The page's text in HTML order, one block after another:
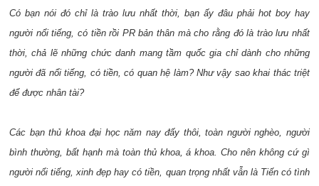
Có bạn nói đó chỉ là trào lưu nhất thời, bạn ấy đâu phải hot boy hay
người nổi tiếng, có tiền rồi PR bản thân mà cho rằng đó là trào lưu nhất
thời, chả lẽ những chức danh mang tầm quốc gia chỉ dành cho những
người đã nổi tiếng, có tiền, có quan hệ làm? Như vậy sao khai thác triệt
để được nhân tài?
Các bạn thủ khoa đại học năm nay đấy thôi, toàn người nghèo, người
bình thường, bất hạnh mà toàn thủ khoa, á khoa. Cho nên không cứ gì
người nổi tiếng, xinh đẹp hay có tiền, quan trọng nhất vẫn là Tiến có tình